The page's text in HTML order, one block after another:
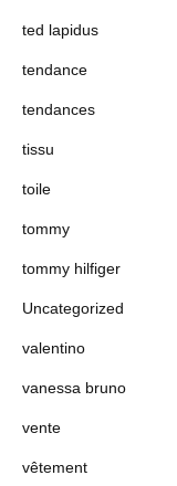
ted lapidus
tendance
tendances
tissu
toile
tommy
tommy hilfiger
Uncategorized
valentino
vanessa bruno
vente
vêtement